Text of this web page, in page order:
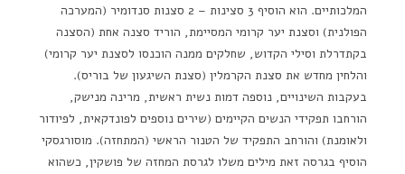
המלכותיים. הוא הוסיף 3 סצינות – 2 סצנות סנדומיר (המערכה
הפולנית) וסצנת יער קרומי המסיימת, הוריד סצנה אחת (הסצנה
בקתדרלת וסילי הקדוש, שחלקים ממנה הוכנסו לסצנת יער קרומי)
והלחין מחדש את סצנת הקרמלין (סצנת השיגעון של בוריס).
בעקבות השינויים, נוספה דמות נשית ראשית, מרינה מנישק,
הורחבו תפקידי הנשים הקיימים (שירים נוספים לפונדקאית, לפיודור
ולאומנת) והורחב התפקיד של הטנור הראשי (המתחזה). מוסורגסקי
הוסיף בגרסה זאת מילים משלו לגרסת המחזה של פושקין, כשהוא